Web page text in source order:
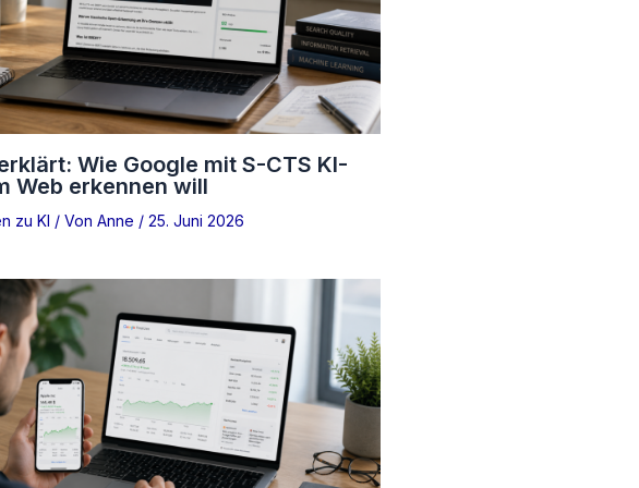
Wie Google mit S-CTS KI-
Web erkennen will
zu KI / Von Anne / 25. Juni 2026